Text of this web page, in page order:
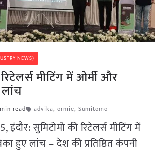
NEWS)
मीटिंग में ओर्मी और
read advika, ormie, Sumitomo
सुमिटोमो की रिटेलर्स मीटिंग में
हुए लांच – देश की प्रतिष्ठित कंपनी